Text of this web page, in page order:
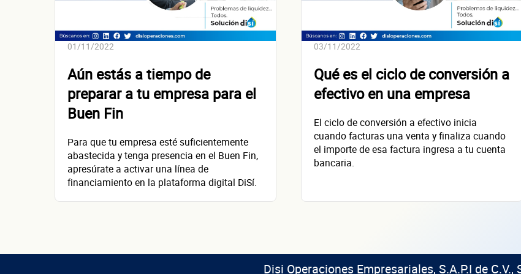
01/11/2022
Aún estás a tiempo de
preparar a tu empresa para el
Buen Fin
Para que tu empresa esté suficientemente
abastecida y tenga presencia en el Buen Fin,
apresúrate a activar una línea de
financiamiento en la plataforma digital DiSí.
03/11/2022
Qué es el ciclo de conversión a
efectivo en una empresa
El ciclo de conversión a efectivo inicia
cuando facturas una venta y finaliza cuando
el importe de esa factura ingresa a tu cuenta
bancaria.
empresas financiadas en los últimos 30 días
Disi Operaciones Empresariales, S.A.P.I de C.V.,